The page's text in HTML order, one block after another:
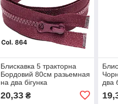
Блискавка 5 тракторна
Бордовий 80см разьемная
на два бігунка
20,33₴
два